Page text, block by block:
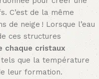
C’est de la même
de neige ! Lorsque l’eau
ces structures
chaque cristaux
que la température
leur formation.